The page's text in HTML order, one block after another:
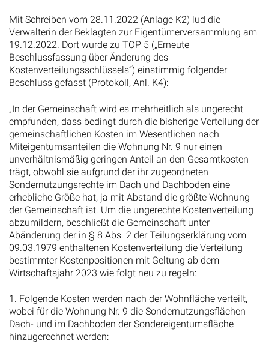
Mit Schreiben vom 28.11.2022 (Anlage K2) lud die
Verwalterin der Beklagten zur Eigentümerversammlung am
19.12.2022. Dort wurde zu TOP 5 („Erneute
Beschlussfassung über Änderung des
Kostenverteilungsschlüssels“) einstimmig folgender
Beschluss gefasst (Protokoll, Anl. K4):
„In der Gemeinschaft wird es mehrheitlich als ungerecht
empfunden, dass bedingt durch die bisherige Verteilung der
gemeinschaftlichen Kosten im Wesentlichen nach
Miteigentumsanteilen die Wohnung Nr. 9 nur einen
unverhältnismäßig geringen Anteil an den Gesamtkosten
trägt, obwohl sie aufgrund der ihr zugeordneten
Sondernutzungsrechte im Dach und Dachboden eine
erhebliche Größe hat, ja mit Abstand die größte Wohnung
der Gemeinschaft ist. Um die ungerechte Kostenverteilung
abzumildern, beschließt die Gemeinschaft unter
Abänderung der in § 8 Abs. 2 der Teilungserklärung vom
09.03.1979 enthaltenen Kostenverteilung die Verteilung
bestimmter Kostenpositionen mit Geltung ab dem
Wirtschaftsjahr 2023 wie folgt neu zu regeln:
1. Folgende Kosten werden nach der Wohnfläche verteilt,
wobei für die Wohnung Nr. 9 die Sondernutzungsflächen
Dach- und im Dachboden der Sondereigentumsfläche
hinzugerechnet werden: